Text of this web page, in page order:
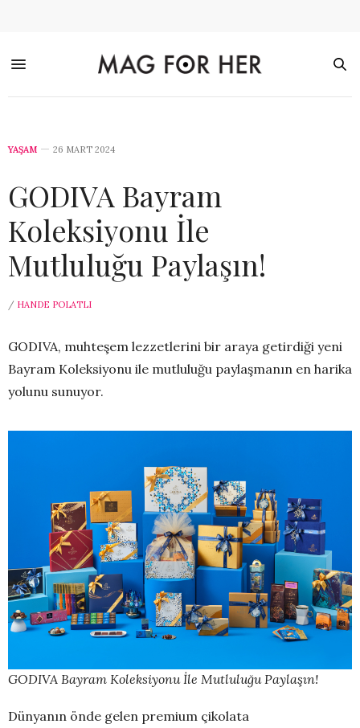
YAŞAM 26 MART 2024
GODIVA Bayram
Koleksiyonu İle
Mutluluğu Paylaşın!
/ HANDE POLATLI
GODIVA, muhteşem lezzetlerini bir araya getirdiği yeni
Bayram Koleksiyonu ile mutluluğu paylaşmanın en harika
yolunu sunuyor.
GODIVA Bayram Koleksiyonu İle Mutluluğu Paylaşın!
Dünyanın önde gelen premium çikolata